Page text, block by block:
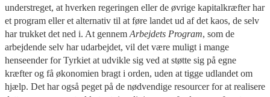
understreget, at hverken regeringen eller de øvrige kapitalkræfter har
et program eller et alternativ til at føre landet ud af det kaos, de selv
har trukket det ned i. At gennem Arbejdets Program, som de
arbejdende selv har udarbejdet, vil det være muligt i mange
henseender for Tyrkiet at udvikle sig ved at støtte sig på egne
kræfter og få økonomien bragt i orden, uden at tigge udlandet om
hjælp. Det har også peget på de nødvendige resourcer for at realisere